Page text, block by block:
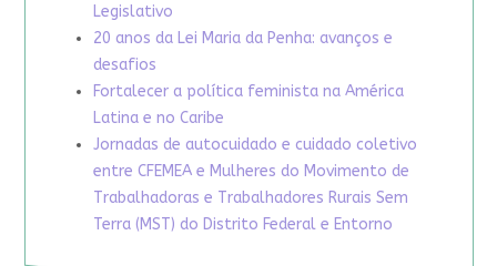
Legislativo
20 anos da Lei Maria da Penha: avanços e
desafios
Fortalecer a política feminista na América
Latina e no Caribe
Jornadas de autocuidado e cuidado coletivo
entre CFEMEA e Mulheres do Movimento de
Trabalhadoras e Trabalhadores Rurais Sem
Terra (MST) do Distrito Federal e Entorno